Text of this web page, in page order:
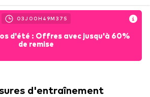
03J 00H 49M 37 S
d'été : Offres avec jusqu'à 60%
de remise
d'entraînement